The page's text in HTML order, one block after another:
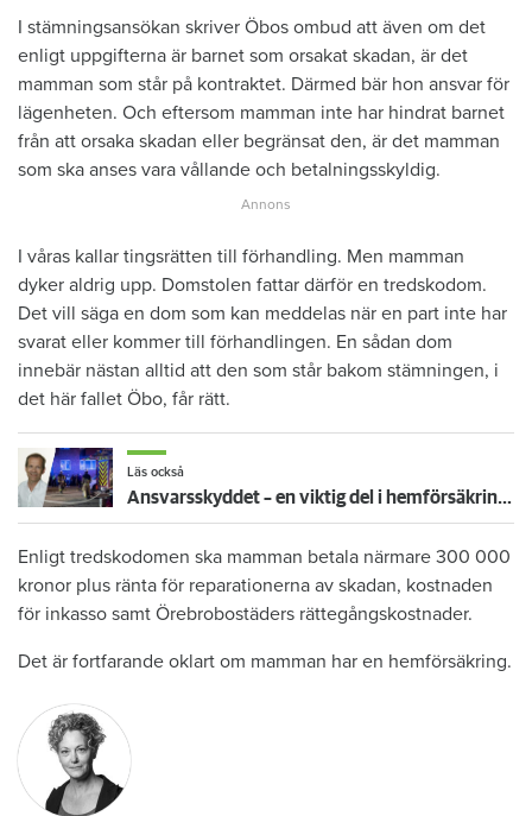
I stämningsansökan skriver Öbos ombud att även om det
enligt uppgifterna är barnet som orsakat skadan, är det
mamman som står på kontraktet. Därmed bär hon ansvar för
lägenheten. Och eftersom mamman inte har hindrat barnet
från att orsaka skadan eller begränsat den, är det mamman
som ska anses vara vållande och betalningsskyldig.
I våras kallar tingsrätten till förhandling. Men mamman
dyker aldrig upp. Domstolen fattar därför en tredskodom.
Det vill säga en dom som kan meddelas när en part inte har
svarat eller kommer till förhandlingen. En sådan dom
innebär nästan alltid att den som står bakom stämningen, i
det här fallet Öbo, får rätt.
Läs också
Ansvarsskyddet – en viktig del i hemförsäkringen
Enligt tredskodomen ska mamman betala närmare 300 000
kronor plus ränta för reparationerna av skadan, kostnaden
för inkasso samt Örebrobostäders rättegångskostnader.
Det är fortfarande oklart om mamman har en hemförsäkring.